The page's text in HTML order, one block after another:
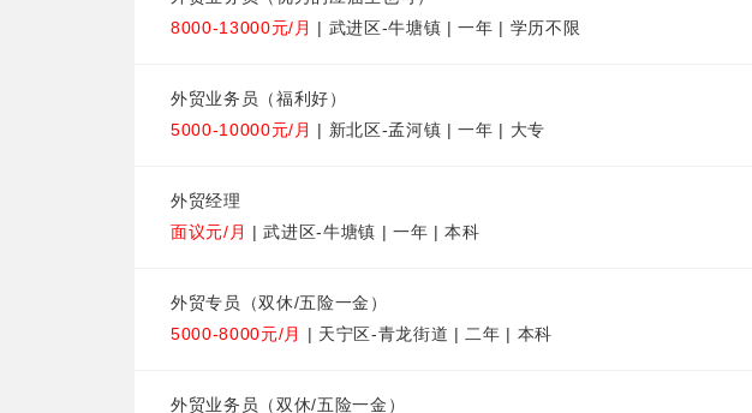
8000-13000元/月 | 武进区-牛塘镇 | 一年 | 学历不限
外贸业务员（福利好）
5000-10000元/月 | 新北区-孟河镇 | 一年 | 大专
外贸经理
面议元/月 | 武进区-牛塘镇 | 一年 | 本科
外贸专员（双休/五险一金）
5000-8000元/月 | 天宁区-青龙街道 | 二年 | 本科
外贸业务员（双休/五险一金）